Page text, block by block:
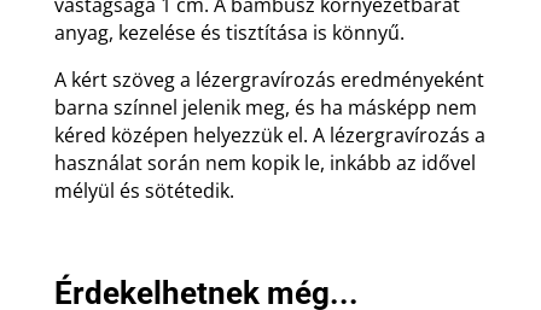
vastagsága 1 cm. A bambusz környezetbarát
anyag, kezelése és tisztítása is könnyű.
A kért szöveg a lézergravírozás eredményeként
barna színnel jelenik meg, és ha másképp nem
kéred középen helyezzük el. A lézergravírozás a
használat során nem kopik le, inkább az idővel
mélyül és sötétedik.
Érdekelhetnek még...